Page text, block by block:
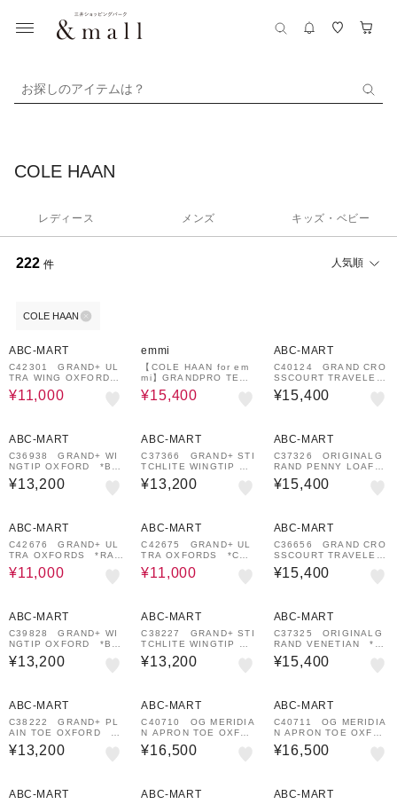
お探しのアイテムは？
COLE HAAN
レディース メンズ キッズ・ベビー
222 件 人気順
COLE HAAN
ABC-MART
C42301 GRAND+ UL
TRA WING OXFORDS
*SHADE NBK 7033
66-0001
¥11,000
emmi
【COLE HAAN for em
mi】GRANDPRO TENN
IS 2.0
¥15,400
ABC-MART
C40124 GRAND CRO
SSCOURT TRAVELER
SNKR *BLACK/BLAC
K 682565-0001
¥15,400
ABC-MART
C36938 GRAND+ WI
NGTIP OXFORD *BL
ACK/BLACK 662008-
0001
¥13,200
ABC-MART
C37366 GRAND+ STI
TCHLITE WINGTIP OX
*BLACK/BLACK 67
9839-0001
¥13,200
ABC-MART
C37326 ORIGINALG
RAND PENNY LOAFE
R *BLACK/BLACK 6
62011-0001
¥15,400
ABC-MART
C42676 GRAND+ UL
TRA OXFORDS *RAV
EN SUEDE 712610-0
001
¥11,000
ABC-MART
C42675 GRAND+ UL
TRA OXFORDS *CH
MADEIRA 712609-00
01
¥11,000
ABC-MART
C36656 GRAND CRO
SSCOURT TRAVELER
SNKR *WHITE/EGRE
T 662021-0001
¥15,400
ABC-MART
C39828 GRAND+ WI
NGTIP OXFORD *BEI
GE NUBUCK 696222
-0001
¥13,200
ABC-MART
C38227 GRAND+ STI
TCHLITE WINGTIP OX
*TORNADO/BIRCH
679842-0001
¥13,200
ABC-MART
C37325 ORIGINALG
RAND VENETIAN *C
HESTNUT/JAVA 6620
14-0001
¥15,400
ABC-MART
C38222 GRAND+ PL
AIN TOE OXFORD *B
LACK/BLACK 70335
9-0001
¥13,200
ABC-MART
C40710 OG MERIDIA
N APRON TOE OXFO
RDS *BLACK / BLAC
K 696242-0001
¥16,500
ABC-MART
C40711 OG MERIDIA
N APRON TOE OXFO
RDS *BEIGE SUEDE
696243-0001
¥16,500
ABC-MART ABC-MART ABC-MART